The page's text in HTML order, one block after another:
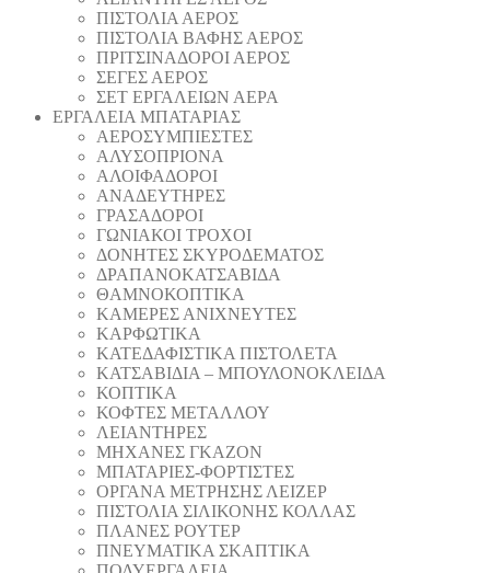
ΠΙΣΤΟΛΙΑ ΑΕΡΟΣ
ΠΙΣΤΟΛΙΑ ΒΑΦΗΣ ΑΕΡΟΣ
ΠΡΙΤΣΙΝΑΔΟΡΟΙ ΑΕΡΟΣ
ΣΕΓΕΣ ΑΕΡΟΣ
ΣΕΤ ΕΡΓΑΛΕΙΩΝ ΑΕΡΑ
ΕΡΓΑΛΕΙΑ ΜΠΑΤΑΡΙΑΣ
AEΡΟΣΥΜΠΙΕΣΤΕΣ
AΛΥΣΟΠΡΙΟΝΑ
ΑΛΟΙΦΑΔOΡΟI
ΑΝΑΔΕΥΤΗΡΕΣ
ΓΡΑΣΑΔΟΡΟΙ
ΓΩΝΙΑΚΟΙ ΤΡΟΧΟΙ
ΔΟΝΗΤΕΣ ΣΚΥΡΟΔΕΜΑΤΟΣ
ΔΡΑΠΑΝΟΚΑΤΣΑΒΙΔΑ
ΘAΜΝΟΚΟΠΤΙΚΑ
ΚΑΜΕΡΕΣ ΑΝΙΧΝΕΥΤΕΣ
ΚΑΡΦΩΤΙΚΑ
ΚΑΤΕΔΑΦΙΣΤΙΚΑ ΠΙΣΤΟΛΕΤΑ
ΚΑΤΣΑΒΙΔΙΑ – ΜΠΟΥΛΟΝΟΚΛΕΙΔΑ
ΚΟΠΤΙΚA
ΚΟΦΤΕΣ ΜΕΤΑΛΛΟΥ
ΛΕΙΑΝΤΗΡEΣ
ΜΗΧΑΝΕΣ ΓΚΑΖΟΝ
ΜΠΑΤΑΡΙΕΣ-ΦΟΡΤΙΣΤΕΣ
ΟΡΓΑΝΑ ΜΕΤΡΗΣΗΣ ΛΕΙΖΕΡ
ΠΙΣΤΟΛΙA ΣΙΛΙΚΟΝΗΣ ΚΟΛΛΑΣ
ΠΛΑΝΕΣ ΡΟΥΤΕΡ
ΠΝΕΥΜΑΤΙΚΑ ΣΚΑΠΤΙΚΑ